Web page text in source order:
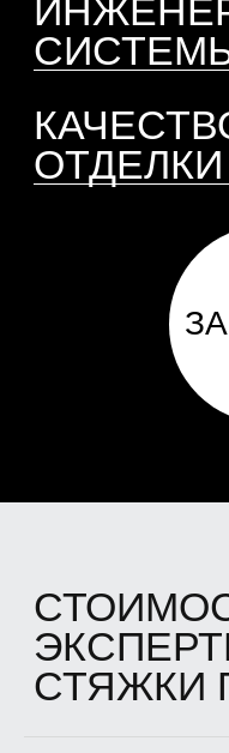
НАШИ